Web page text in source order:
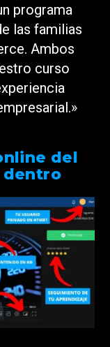
programa
las familias
Ambos
curso
del
dentro